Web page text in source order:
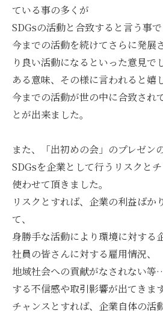
ている事の多くが
SDGsの活動と合致すると言う事で
今までの活動を続けてさらに発展
り良い活動になるといった意見で
ある意味、その様に言われると嬉
今までの活動が世の中に合致され
とが出来ました。
また、「出初めの会」のプレゼンの
SDGsを企業として行うリスクと
使わせて頂きました。
リスクとすれば、企業の利益ばか
て、
身勝手な活動により環境に対する
社員の皆さんに対する雇用情況、
地域社会への貢献がなされない
する不信感や取引影響が出てきます
チャンスとすれば、企業自体の活